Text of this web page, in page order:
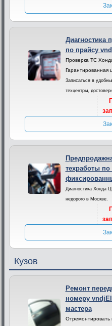
Диагностика
по прайсу
Проверка ТС
Гарантированная
Записаться в
техцентры,
техработы по
Диагностика Хонда
недорого в Москве.
Кузов
Ремонт
номеру
мастера